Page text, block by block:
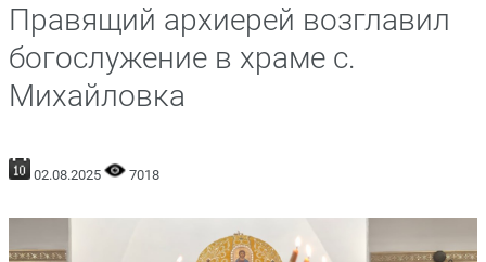
Правящий архиерей возглавил
богослужение в храме с.
Михайловка
02.08.2025 7018